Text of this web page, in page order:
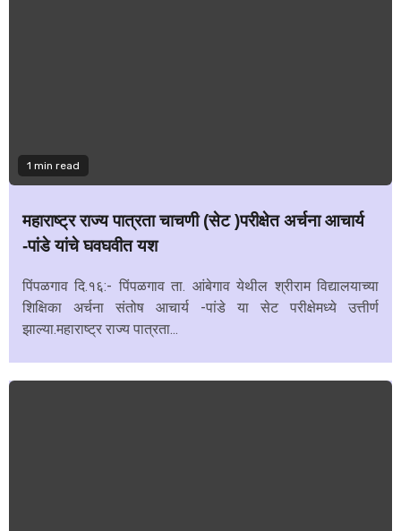
1 min read
महाराष्ट्र राज्य पात्रता चाचणी (सेट )परीक्षेत अर्चना आचार्य
-पांडे यांचे घवघवीत यश
पिंपळगाव दि.१६:- पिंपळगाव ता. आंबेगाव येथील श्रीराम विद्यालयाच्या
शिक्षिका अर्चना संतोष आचार्य -पांडे या सेट परीक्षेमध्ये उत्तीर्ण
झाल्या.महाराष्ट्र राज्य पात्रता...